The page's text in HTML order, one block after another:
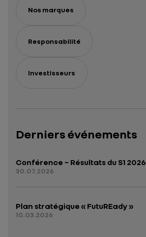
Nos marques
Responsabilité
Investisseurs
Derniers événements
Conférence – Résultats du S1 2026
30.07.2026
Plan stratégique « FutuREady »
10.03.2026